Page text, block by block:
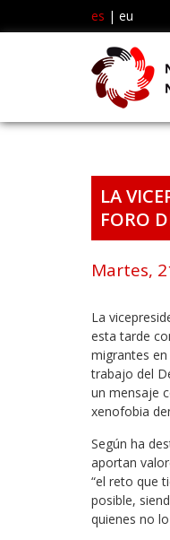
es | eu
LA
FORO
Martes,
La
esta tarde
migrantes
trabajo del
un mensaje
xenofobia
Según ha
aportan
“el reto que
posible,
quienes no lo